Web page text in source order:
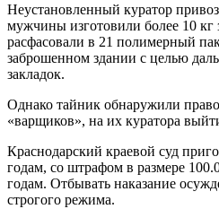
Неустановленный куратор
мужчины изготовили более 10
расфасовали в 21 полимерный
заброшенном здании с целью
закладок.
Однако тайник обнаружили
«варщиков», на их куратора
Краснодарский краевой суд
годам, со штрафом в размере
годам. Отбывать наказание
строгого режима.